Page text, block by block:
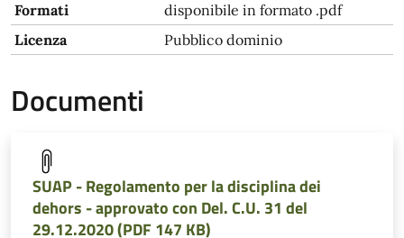
Formati
disponibile in formato .pdf
Licenza
Pubblico dominio
Documenti
SUAP - Regolamento per la disciplina dei
dehors - approvato con Del. C.U. 31 del
29.12.2020 (PDF 147 KB)